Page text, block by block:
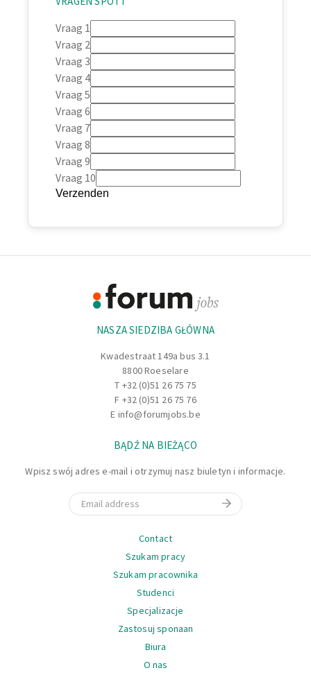
Vraag 1
Vraag 2
Vraag 3
Vraag 4
Vraag 5
Vraag 6
Vraag 7
Vraag 8
Vraag 9
Vraag 10
Verzenden
NASZA SIEDZIBA GŁÓWNA
Kwadestraat 149a bus 3.1
8800 Roeselare
T +32 (0)51 26 75 75
F +32 (0)51 26 75 76
E info@forumjobs.be
BĄDŹ NA BIEŻĄCO
Wpisz swój adres e-mail i otrzymuj nasz biuletyn i informacje.
Email
Contact
Szukam pracy
Szukam pracownika
Studenci
Specjalizacje
Zastosuj sponaan
Biura
O nas